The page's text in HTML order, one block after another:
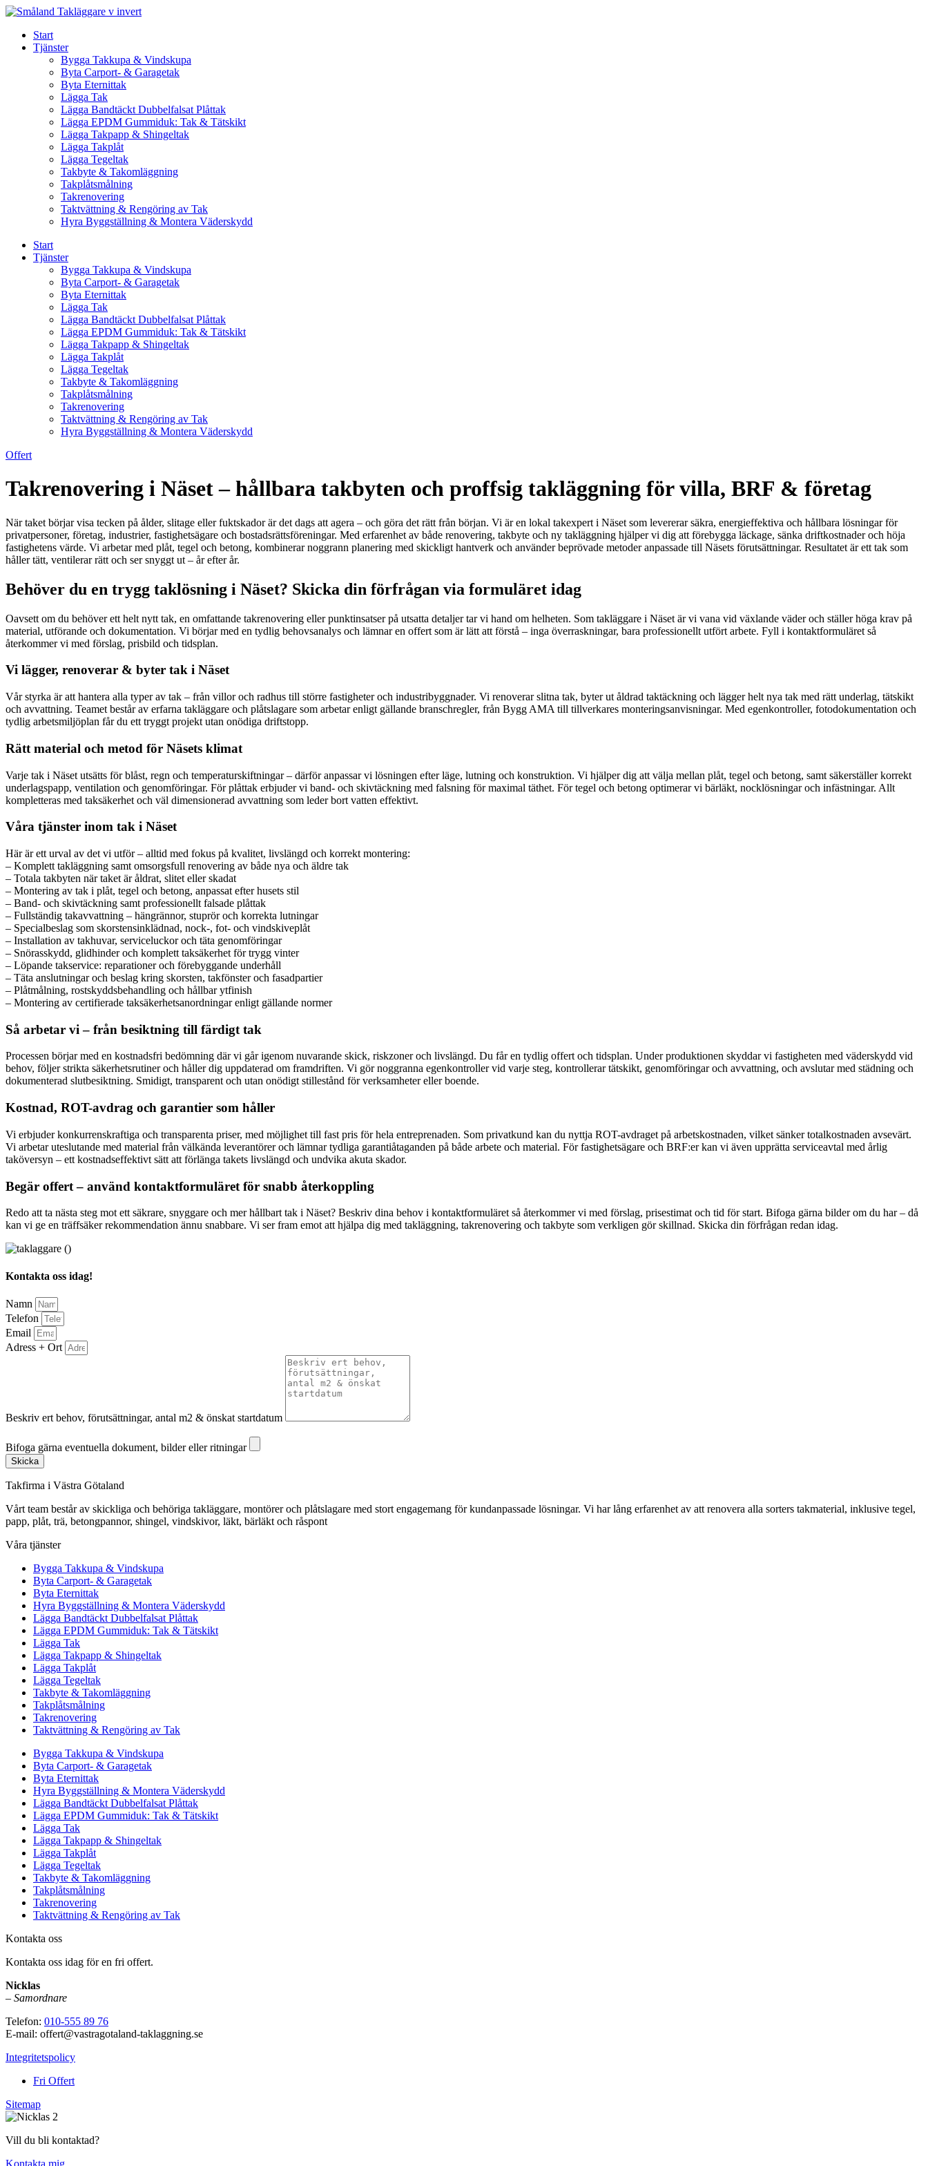
Skip
contentStart
Tjänster
Bygga Takkupa & Vindskupa
Byta Carport- & Garagetak
Byta Eternittak
Lägga Tak
Lägga Bandtäckt Dubbelfalsat Plåttak
Lägga EPDM Gummiduk: Tak & Tätskikt
Lägga Takpapp & Shingeltak
Lägga Takplåt
Lägga Tegeltak
Takbyte & Takomläggning
Takplåtsmålning
Takrenovering
Taktvättning & Rengöring av Tak
Hyra Byggställning & Montera Väderskydd
Start
Tjänster
Bygga Takkupa & Vindskupa
Byta Carport- & Garagetak
Byta Eternittak
Lägga Tak
Lägga Bandtäckt Dubbelfalsat Plåttak
Lägga EPDM Gummiduk: Tak & Tätskikt
Lägga Takpapp & Shingeltak
Lägga Takplåt
Lägga Tegeltak
Takbyte & Takomläggning
Takplåtsmålning
Takrenovering
Taktvättning & Rengöring av Tak
Hyra Byggställning & Montera Väderskydd
Offert
Takrenovering i Näset – hållbara takbyten och proffsig takläggning för villa, BRF & företag
När taket börjar visa tecken på ålder, slitage eller fuktskador är det dags att agera – och göra det rätt från början. Vi är en lokal takexpert i Näset som levererar säkra, energieffektiva och hållbara lösningar för
privatpersoner, företag, industrier, fastighetsägare och bostadsrättsföreningar. Med erfarenhet av både renovering, takbyte och ny takläggning hjälper vi dig att förebygga läckage, sänka driftkostnader och höja
fastighetens värde. Vi arbetar med plåt, tegel och betong, kombinerar noggrann planering med skickligt hantverk och använder beprövade metoder anpassade till Näsets förutsättningar. Resultatet är ett tak som
håller tätt, ventilerar rätt och ser snyggt ut – år efter år.
Behöver du en trygg taklösning i Näset? Skicka din förfrågan via formuläret idag
Oavsett om du behöver ett helt nytt tak, en omfattande takrenovering eller punktinsatser på utsatta detaljer tar vi hand om helheten. Som takläggare i Näset är vi vana vid växlande väder och ställer höga krav på
material, utförande och dokumentation. Vi börjar med en tydlig behovsanalys och lämnar en offert som är lätt att förstå – inga överraskningar, bara professionellt utfört arbete. Fyll i kontaktformuläret så
återkommer vi med förslag, prisbild och tidsplan.
Vi lägger, renoverar & byter tak i Näset
Vår styrka är att hantera alla typer av tak – från villor och radhus till större fastigheter och industribyggnader. Vi renoverar slitna tak, byter ut åldrad taktäckning och lägger helt nya tak med rätt underlag, tätskikt
och avvattning. Teamet består av erfarna takläggare och plåtslagare som arbetar enligt gällande branschregler, från Bygg AMA till tillverkares monteringsanvisningar. Med egenkontroller, fotodokumentation och
tydlig arbetsmiljöplan får du ett tryggt projekt utan onödiga driftstopp.
Rätt material och metod för Näsets klimat
Varje tak i Näset utsätts för blåst, regn och temperaturskiftningar – därför anpassar vi lösningen efter läge, lutning och konstruktion. Vi hjälper dig att välja mellan plåt, tegel och betong, samt säkerställer korrekt
underlagspapp, ventilation och genomföringar. För plåttak erbjuder vi band- och skivtäckning med falsning för maximal täthet. För tegel och betong optimerar vi bärläkt, nocklösningar och infästningar. Allt
kompletteras med taksäkerhet och väl dimensionerad avvattning som leder bort vatten effektivt.
Våra tjänster inom tak i Näset
Här är ett urval av det vi utför – alltid med fokus på kvalitet, livslängd och korrekt montering:
– Komplett takläggning samt omsorgsfull renovering av både nya och äldre tak
– Totala takbyten när taket är åldrat, slitet eller skadat
– Montering av tak i plåt, tegel och betong, anpassat efter husets stil
– Band- och skivtäckning samt professionellt falsade plåttak
– Fullständig takavvattning – hängrännor, stuprör och korrekta lutningar
– Specialbeslag som skorstensinklädnad, nock-, fot- och vindskiveplåt
– Installation av takhuvar, serviceluckor och täta genomföringar
– Snörasskydd, glidhinder och komplett taksäkerhet för trygg vinter
– Löpande takservice: reparationer och förebyggande underhåll
– Täta anslutningar och beslag kring skorsten, takfönster och fasadpartier
– Plåtmålning, rostskyddsbehandling och hållbar ytfinish
– Montering av certifierade taksäkerhetsanordningar enligt gällande normer
Så arbetar vi – från besiktning till färdigt tak
Processen börjar med en kostnadsfri bedömning där vi går igenom nuvarande skick, riskzoner och livslängd. Du får en tydlig offert och tidsplan. Under produktionen skyddar vi fastigheten med väderskydd vid
behov, följer strikta säkerhetsrutiner och håller dig uppdaterad om framdriften. Vi gör noggranna egenkontroller vid varje steg, kontrollerar tätskikt, genomföringar och avvattning, och avslutar med städning och
dokumenterad slutbesiktning. Smidigt, transparent och utan onödigt stillestånd för verksamheter eller boende.
Kostnad, ROT-avdrag och garantier som håller
Vi erbjuder konkurrenskraftiga och transparenta priser, med möjlighet till fast pris för hela entreprenaden. Som privatkund kan du nyttja ROT-avdraget på arbetskostnaden, vilket sänker totalkostnaden avsevärt.
Vi arbetar uteslutande med material från välkända leverantörer och lämnar tydliga garantiåtaganden på både arbete och material. För fastighetsägare och BRF:er kan vi även upprätta serviceavtal med årlig
taköversyn – ett kostnadseffektivt sätt att förlänga takets livslängd och undvika akuta skador.
Begär offert – använd kontaktformuläret för snabb återkoppling
Redo att ta nästa steg mot ett säkrare, snyggare och mer hållbart tak i Näset? Beskriv dina behov i kontaktformuläret så återkommer vi med förslag, prisestimat och tid för start. Bifoga gärna bilder om du har – då
kan vi ge en träffsäker rekommendation ännu snabbare. Vi ser fram emot att hjälpa dig med takläggning, takrenovering och takbyte som verkligen gör skillnad. Skicka din förfrågan redan idag.
Kontakta oss idag!
Namn
Telefon
Email
Adress + Ort
Beskriv ert behov, förutsättningar, antal m2 & önskat startdatum
Bifoga gärna eventuella dokument, bilder eller ritningar
Skicka
Takfirma i Västra Götaland
Vårt team består av skickliga och behöriga takläggare, montörer och plåtslagare med stort engagemang för kundanpassade lösningar. Vi har lång erfarenhet av att renovera alla sorters takmaterial, inklusive tegel,
papp, plåt, trä, betongpannor, shingel, vindskivor, läkt, bärläkt och råspont
Våra tjänster
Bygga Takkupa & Vindskupa
Byta Carport- & Garagetak
Byta Eternittak
Hyra Byggställning & Montera Väderskydd
Lägga Bandtäckt Dubbelfalsat Plåttak
Lägga EPDM Gummiduk: Tak & Tätskikt
Lägga Tak
Lägga Takpapp & Shingeltak
Lägga Takplåt
Lägga Tegeltak
Takbyte & Takomläggning
Takplåtsmålning
Takrenovering
Taktvättning & Rengöring av Tak
Bygga Takkupa & Vindskupa
Byta Carport- & Garagetak
Byta Eternittak
Hyra Byggställning & Montera Väderskydd
Lägga Bandtäckt Dubbelfalsat Plåttak
Lägga EPDM Gummiduk: Tak & Tätskikt
Lägga Tak
Lägga Takpapp & Shingeltak
Lägga Takplåt
Lägga Tegeltak
Takbyte & Takomläggning
Takplåtsmålning
Takrenovering
Taktvättning & Rengöring av Tak
Kontakta oss
Kontakta oss idag för en fri offert.
Nicklas
– Samordnare
Telefon: 010-555 89 76
E-mail: offert@vastragotaland-taklaggning.se
Integritetspolicy
Fri Offert
Sitemap
Vill du bli kontaktad?
Kontakta mig